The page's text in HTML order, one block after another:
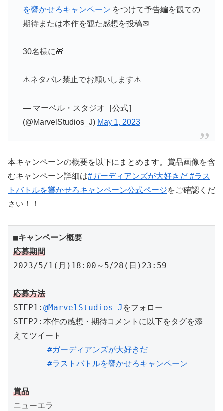
を響かせろキャンペーン をつけて予告編を観ての
期待または本作を観た感想を投稿✉
30名様に🎁
⚠️ネタバレ禁止でお願いします⚠️
— マーベル・スタジオ［公式］
(@MarvelStudios_J) May 1, 2023
本キャンペーンの概要を以下にまとめます。賞品画像を含
むキャンペーン詳細は#ガーディアンズが大好きだ #ラス
トバトルを響かせろキャンペーン公式ページをご確認くだ
さい！！
■キャンペーン概要
応募期間
2023/5/1(月)18:00～5/28(日)23:59
応募方法
STEP1: @MarvelStudios_J をフォロー
STEP2:本作の感想・期待コメントに以下をタグを添
えてツイート
#ガーディアンズが大好きだ
#ラストバトルを響かせろキャンペーン
賞品
ニューエラ